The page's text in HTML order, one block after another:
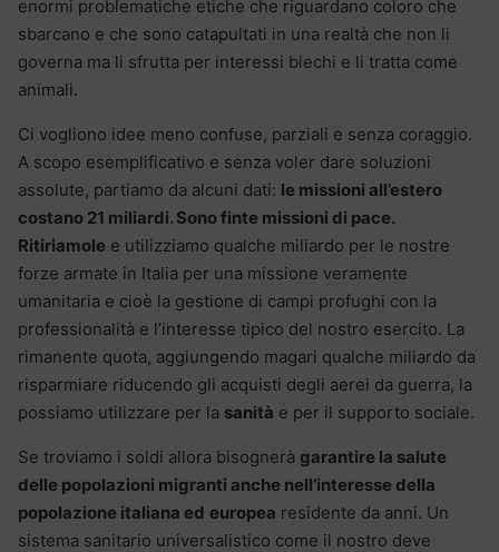
enormi problematiche etiche che riguardano coloro che
sbarcano e che sono catapultati in una realtà che non li
governa ma li sfrutta per interessi biechi e li tratta come
animali.
Ci vogliono idee meno confuse, parziali e senza coraggio.
A scopo esemplificativo e senza voler dare soluzioni
assolute, partiamo da alcuni dati: le missioni all’estero
costano 21 miliardi. Sono finte missioni di pace.
Ritiriamole e utilizziamo qualche miliardo per le nostre
forze armate in Italia per una missione veramente
umanitaria e cioè la gestione di campi profughi con la
professionalità e l’interesse tipico del nostro esercito. La
rimanente quota, aggiungendo magari qualche miliardo da
risparmiare riducendo gli acquisti degli aerei da guerra, la
possiamo utilizzare per la sanità e per il supporto sociale.
Se troviamo i soldi allora bisognerà garantire la salute
delle popolazioni migranti anche nell’interesse della
popolazione italiana ed europea residente da anni. Un
sistema sanitario universalistico come il nostro deve